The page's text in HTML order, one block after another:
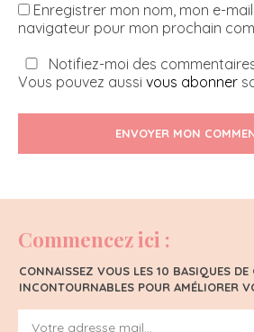
Enregistrer mon nom, mon e-
navigateur pour mon prochain
Notifiez-moi des
Vous pouvez aussi vous abonner
ENVOYER MON
Commencez ici :
CONNAISSEZ VOUS LES 10 BASIQUES DE
INCONTOURNABLES POUR AMÉLIORER